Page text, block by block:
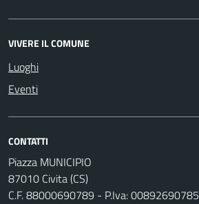
VIVERE IL COMUNE
Luoghi
Eventi
CONTATTI
Piazza MUNICIPIO
87010 Civita (CS)
C.F. 88000690789 - P.Iva: 00892690785